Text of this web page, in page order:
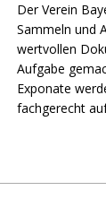
Der Verein
Sammeln und
wertvollen
Aufgabe
Exponate
fachgerecht